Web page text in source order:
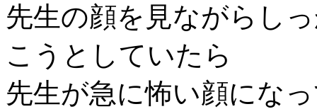
先生の顔を見ながらし
こうとしていたら
先生が急に怖い顔にな